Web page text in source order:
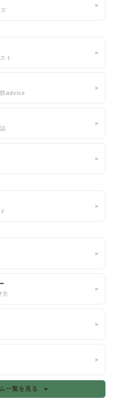
▸
ト
▸
advice
▸
▸
▸
▸
▸
方
▸
▸
▸
一覧を見る ▸